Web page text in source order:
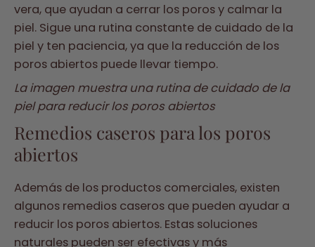
vera, que ayudan a cerrar los poros y calmar la
piel. Sigue una rutina constante de cuidado de la
piel y ten paciencia, ya que la reducción de los
poros abiertos puede llevar tiempo.
La imagen muestra una rutina de cuidado de la
piel para reducir los poros abiertos
Remedios caseros para los poros
abiertos
Además de los productos comerciales, existen
algunos remedios caseros que pueden ayudar a
reducir los poros abiertos. Estas soluciones
naturales pueden ser efectivas y más